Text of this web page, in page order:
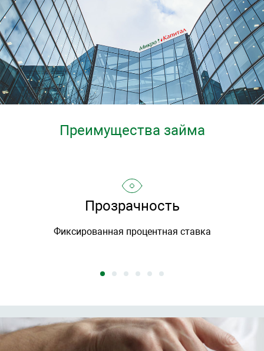
Преимущества займа
Прозрачность
Фиксированная процентная ставка